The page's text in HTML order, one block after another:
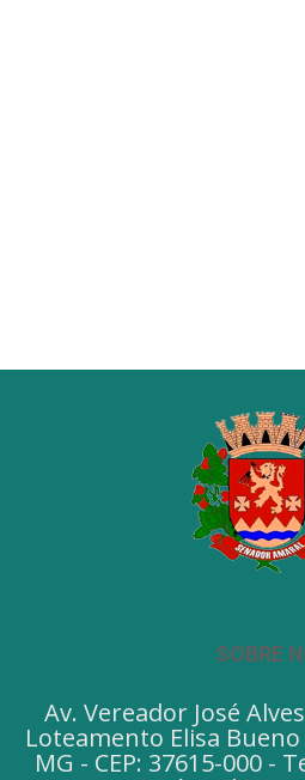
SOBRE
Av. Vereador José
Loteamento Elisa
MG - CEP: 37615-000 -